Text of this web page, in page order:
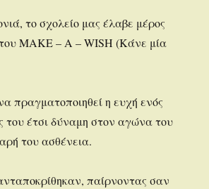
το σχολείο μας έλαβε μέρος
MAKE – A – WISH (Κάνε μία
πραγματοποιηθεί η ευχή ενός
του έτσι δύναμη στον αγώνα του
του ασθένεια.
παίρνοντας σαν